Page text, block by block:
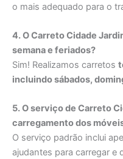
o mais adequado para o
4. O Carreto Cidade
semana e feriados?
Sim! Realizamos carretos
incluindo sábados,
5. O serviço de Carreto
carregamento dos
O serviço padrão inclui
ajudantes para carregar e